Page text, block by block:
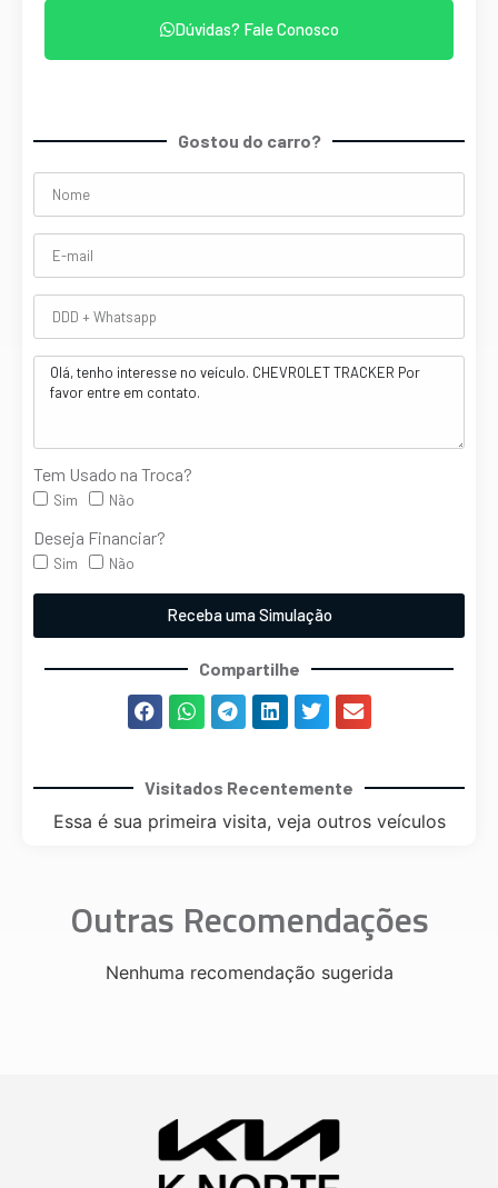
Dúvidas? Fale Conosco
Gostou do carro?
Tem Usado na Troca?
Sim Não
Deseja Financiar?
Sim Não
Receba uma Simulação
Compartilhe
Visitados Recentemente
Essa é sua primeira visita, veja outros veículos
Outras Recomendações
Nenhuma recomendação sugerida